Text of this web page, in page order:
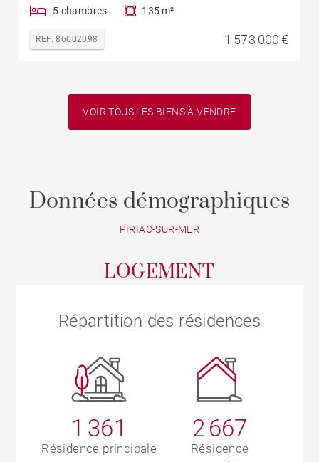
5 chambres 135 m²
REF. 86002098 1 573 000 €
VOIR TOUS LES BIENS À VENDRE
Données démographiques
PIRIAC-SUR-MER
LOGEMENT
Répartition des résidences
1 361
Résidence principale
2 667
Résidence